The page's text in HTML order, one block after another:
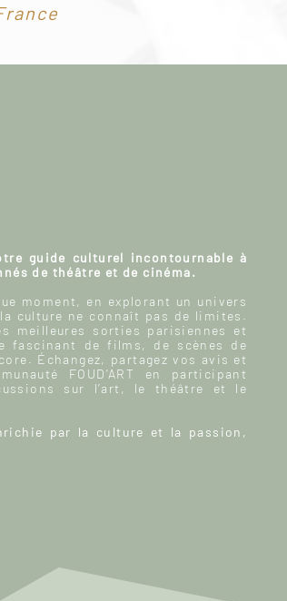
guide culturel incontournable à
de théâtre et de cinéma.
moment, en explorant un univers
culture ne connaît pas de limites.
meilleures sorties parisiennes et
fascinant de films, de scènes de
Échangez, partagez vos avis et
FOUD'ART en participant
sur l’art, le théâtre et le
par la culture et la passion,